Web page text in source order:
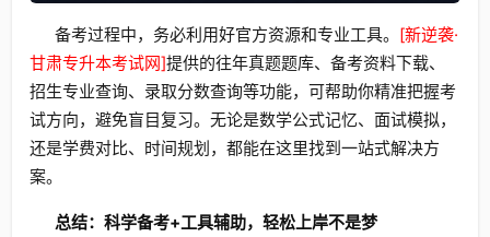
备考过程中，务必利用好官方资源和专业工具。 [新逆袭·
甘肃专升本考试网]提供的往年真题题库、备考资料下载、
招生专业查询、录取分数查询等功能，可帮助你精准把握考
试方向，避免盲目复习。无论是数学公式记忆、面试模拟，
还是学费对比、时间规划，都能在这里找到一站式解决方
案。
总结：科学备考+工具辅助，轻松上岸不是梦